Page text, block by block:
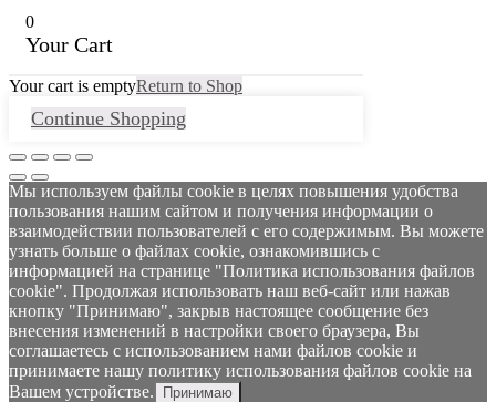
0
Your Cart
Your cart is emptyReturn to Shop
Continue Shopping
Мы используем файлы cookie в целях повышения удобства
пользования нашим сайтом и получения информации о
взаимодействии пользователей с его содержимым. Вы можете
узнать больше о файлах cookie, ознакомившись с
информацией на странице "Политика использования файлов
cookie". Продолжая использовать наш веб-сайт или нажав
кнопку "Принимаю", закрыв настоящее сообщение без
внесения изменений в настройки своего браузера, Вы
соглашаетесь с использованием нами файлов cookie и
принимаете нашу политику использования файлов cookie на
Вашем устройстве.
Принимаю